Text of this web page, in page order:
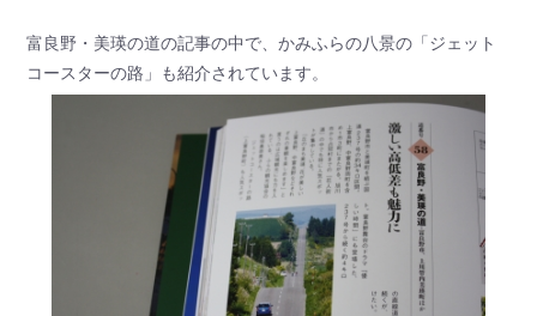
富良野・美瑛の道の記事の中で、かみふらの八景の「ジェット
コースターの路」も紹介されています。